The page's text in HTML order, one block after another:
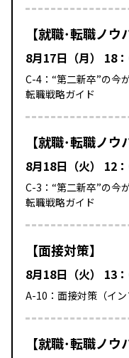
【就職･転職ノウ
8月17日（月） 18
C-4：“第二新卒”の今
転職戦略ガイド
【就職･転職ノウ
8月18日（火） 12
C-3：“第二新卒”の今
転職戦略ガイド
【面接対策】
8月18日（火） 13
A-10：面接対策（イン
【就職･転職ノウ